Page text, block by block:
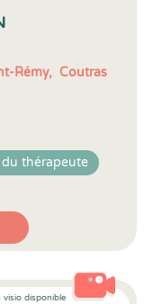
Rémy, Coutras
du thérapeute
disponible